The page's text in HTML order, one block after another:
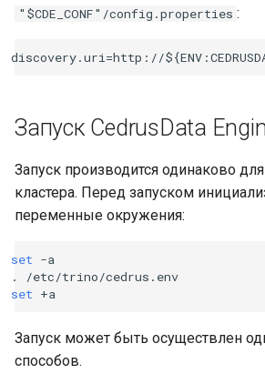
"$CDE_CONF"/config.properties :
Запуск CedrusData
Запуск производится одинаково
кластера. Перед запуском
переменные окружения:
set -a
.
set
Запуск может быть осуществлен
способов.